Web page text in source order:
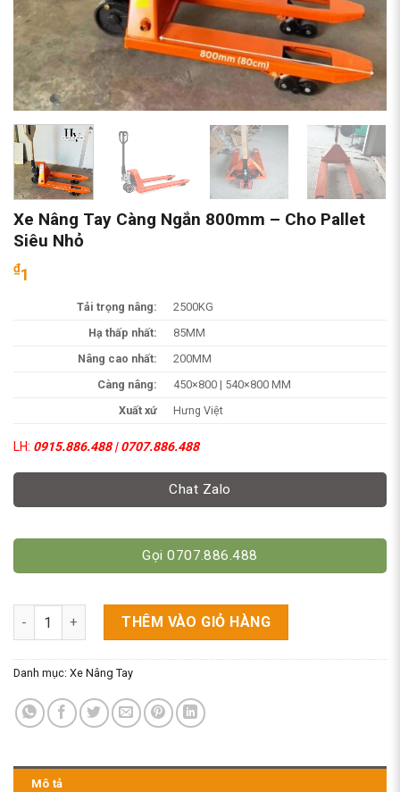
Xe Nâng Tay Càng Ngắn 800mm – Cho Pallet
Siêu Nhỏ
₫1
Tải trọng nâng:
2500KG
Hạ thấp nhất:
85MM
Nâng cao nhất:
200MM
Càng nâng:
450×800 | 540×800 MM
Xuất xứ
Hưng Việt
LH: 0915.886.488 | 0707.886.488
Chat Zalo
Gọi 0707.886.488
Xe Nâng Tay Càng Ngắn 800mm - Cho Pallet Siêu Nhỏ số lượng
THÊM VÀO GIỎ HÀNG
Danh mục: Xe Nâng Tay
Mô tả